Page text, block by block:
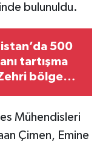
bulunuldu.
500
tartışma
bölge
Mühendisleri
Çimen, Emine